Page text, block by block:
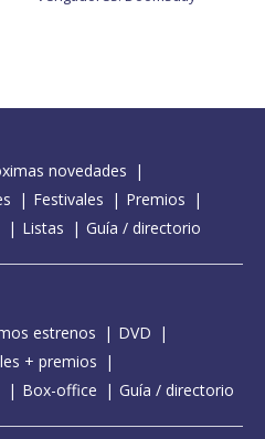
novedades
Festivales
Premios
Listas Guía / directorio
estrenos
DVD
+ premios
Box-office Guía / directorio